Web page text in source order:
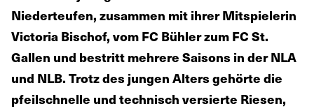
Niederteufen, zusammen mit ihrer Mitspielerin
Victoria Bischof, vom FC Bühler zum FC St.
Gallen und bestritt mehrere Saisons in der NLA
und NLB. Trotz des jungen Alters gehörte die
pfeilschnelle und technisch versierte Riesen,